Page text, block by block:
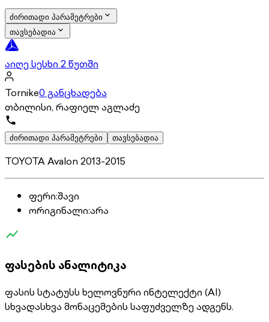
ძირითადი პარამეტრები
თავსებადია
აიღე სესხი 2 წუთში
Tornike0 განცხადება
თბილისი, რაფიელ აგლაძე
ძირითადი პარამეტრები თავსებადია
TOYOTA Avalon 2013-2015
ფერი:შავი
ორიგინალი:არა
ფასების ანალიტიკა
ფასის სტატუსს ხელოვნური ინტელექტი (AI)
სხვადასხვა მონაცემების საფუძველზე ადგენს.